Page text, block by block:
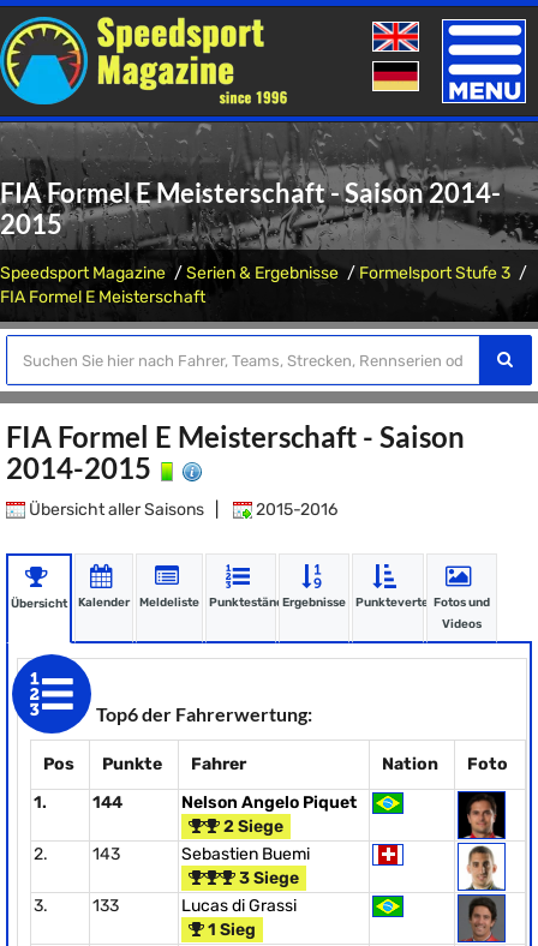
Toggle
FIA Formel E Meisterschaft - Saison 2014-
2015
Speedsport Magazine Serien & Ergebnisse
Formelsport Stufe 3
FIA Formel E Meisterschaft
FIA Formel E Meisterschaft - Saison
2014-2015
Übersicht aller Saisons 2015-2016
Übersicht Kalender Meldeliste PunkteständeErgebnisse PunkteverteilungFotos und
Videos
Top6 der Fahrerwertung:
Pos Punkte Fahrer Nation
Foto
1.
144
Nelson Angelo Piquet
2 Siege
2.
143
Sebastien Buemi
3 Siege
3.
133
Lucas di Grassi
1 Sieg